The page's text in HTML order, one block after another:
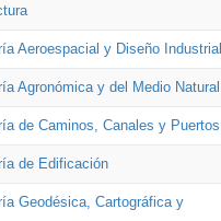
Aeroespacial y Diseño Industrial
Agronómica y del Medio Natural
de Caminos, Canales y Puertos
de Edificación
Geodésica, Cartográfica y